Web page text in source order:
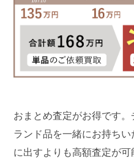
おまとめ査定がお得です
ランド品を一緒にお持ち
に出すよりも高額査定が